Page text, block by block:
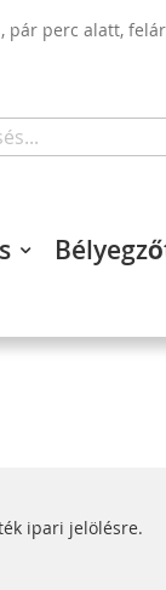
pár perc alatt,
ipari jelölésre.